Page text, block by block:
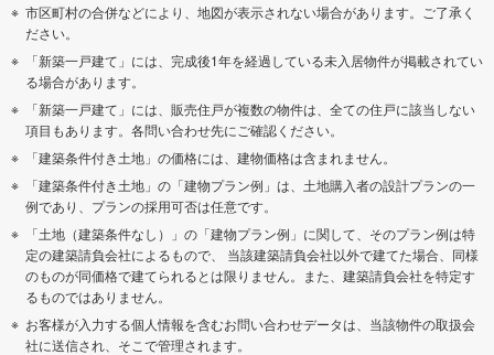
市区町村の合併などにより、地図が表示されない場合があります。ご了承く
ださい。
「新築一戸建て」には、完成後1年を経過している未入居物件が掲載されてい
る場合があります。
「新築一戸建て」には、販売住戸が複数の物件は、全ての住戸に該当しない
項目もあります。各問い合わせ先にご確認ください。
「建築条件付き土地」の価格には、建物価格は含まれません。
「建築条件付き土地」の「建物プラン例」は、土地購入者の設計プランの一
例であり、プランの採用可否は任意です。
「土地（建築条件なし）」の「建物プラン例」に関して、そのプラン例は特
定の建築請負会社によるもので、 当該建築請負会社以外で建てた場合、同様
のものが同価格で建てられるとは限りません。また、建築請負会社を特定す
るものではありません。
お客様が入力する個人情報を含むお問い合わせデータは、当該物件の取扱会
社に送信され、そこで管理されます。